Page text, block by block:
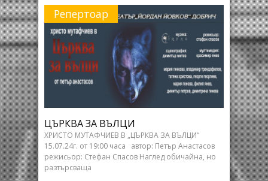
Репертоар
ЦЪРКВА ЗА ВЪЛЦИ
ХРИСТО МУТАФЧИЕВ В „ЦЪРКВА ЗА ВЪЛЦИ“
15.07.24г. от 19:00 часа автор: Петър Анастасов
режисьор: Стефан Спасов Наглед обичайна, но
разтърсваща